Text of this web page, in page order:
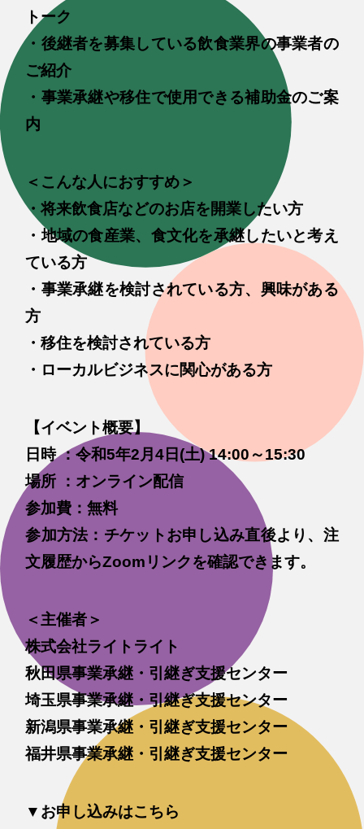
トーク
・後継者を募集している飲食業界の事業者の
ご紹介
・事業承継や移住で使用できる補助金のご案
内
＜こんな人におすすめ＞
・将来飲食店などのお店を開業したい方
・地域の食産業、食文化を承継したいと考え
ている方
・事業承継を検討されている方、興味がある
方
・移住を検討されている方
・ローカルビジネスに関心がある方
【イベント概要】
日時 ：令和5年2月4日(土) 14:00～15:30
場所 ：オンライン配信
参加費：無料
参加方法：チケットお申し込み直後より、注
文履歴からZoomリンクを確認できます。
＜主催者＞
株式会社ライトライト
秋田県事業承継・引継ぎ支援センター
埼玉県事業承継・引継ぎ支援センター
新潟県事業承継・引継ぎ支援センター
福井県事業承継・引継ぎ支援センター
▼お申し込みはこちら